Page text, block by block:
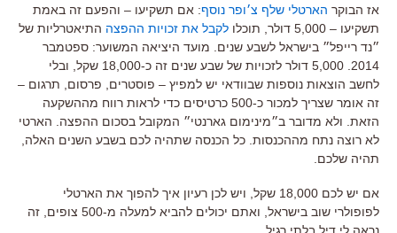
אז הבוקר הארטלי שלף צ׳ופר נוסף: אם תשקיעו – והפעם זה באמת
תשקיעו – 5,000 דולר, תוכלו לקבל את זכויות ההפצה התיאטרליות של
״נד רייפל״ בישראל לשבע שנים. מועד היציאה המשוער: ספטמבר
2014. 5,000 דולר לזכויות של שבע שנים זה כ-18,000 שקל, ובלי
לחשב הוצאות נוספות שבוודאי יש למפיץ – פוסטרים, פרסום, תרגום –
זה אומר שצריך למכור כ-500 כרטיסים כדי לראות רווח מההשקעה
הזאת. ולא מדובר ב״מינימום גארנטי״ המקובל בסכום ההפצה. הארטי
לא רוצה נתח מההכנסות. כל הכנסה שתהיה לכם בשבע השנים האלה,
תהיה שלכם.
אם יש לכם 18,000 שקל, ויש לכן רעיון איך להפוך את הארטלי
לפופולרי שוב בישראל, ואתם יכולים להביא למעלה מ-500 צופים, זה